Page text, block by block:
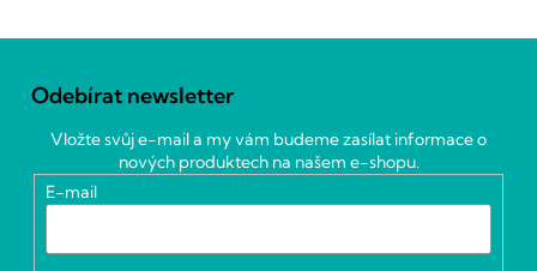
Odebírat newsletter
Vložte svůj e-mail a my vám budeme zasílat informace o
nových produktech na našem e-shopu.
E-mail